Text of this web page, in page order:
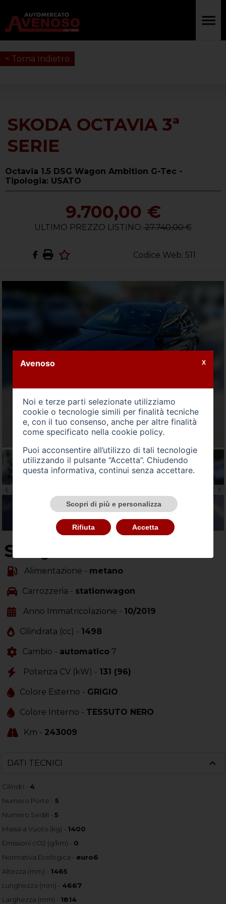
< Torna Indietro
Codice Web: 511
SKODA OCTAVIA 3ª
SERIE
Octavia 1.5 DSG Wagon Ambition G-Tec -
Tipologia: USATO
9.700,00 €
ULTIMO PREZZO LISTINO:27.740,00 €
SU QUEST'AUTO
Alimentazione - metano
Carrozzeria - stationwagon
Anno Immatricolazione - 10/2019
Cilindrata (cc) - 1498
Cambio - automatico 7
Potenza CV (kW) - 131 (96)
Colore Esterno - GRIGIO
Colore Interno - TESSUTO NERO
Km - 243009
DATI TECNICI
Cilindri - 4
Numero Porte -5
Numero Sedili -5
Massa a Vuoto (kg) - 1400
Emissioni cO2 (g/km) - 0
Normativa Ecologica - euro6
Altezza (mm) - 1465
Lunghezza (mm) - 4667
Larghezza (mm) - 1814
Avenoso
Noi e terze parti selezionate utilizziamo
cookie o tecnologie simili per finalità tecniche
e, con il tuo consenso, anche per altre finalità
come specificato nella cookie policy.
Puoi acconsentire all’utilizzo di tali tecnologie
utilizzando il pulsante “Accetta”. Chiudendo
questa informativa, continui senza accettare.
Scopri di più e personalizza
Rifiuta Accetta
X